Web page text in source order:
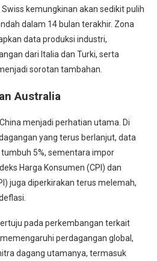
kemungkinan akan sedikit pulih
dalam 14 bulan terakhir. Zona
data produksi industri,
dari Italia dan Turki, serta
sorotan tambahan.
Australia
menjadi perhatian utama. Di
yang terus berlanjut, data
5%, sementara impor
Harga Konsumen (CPI) dan
juga diperkirakan terus melemah,
pada perkembangan terkait
perdagangan global,
dagang utamanya, termasuk